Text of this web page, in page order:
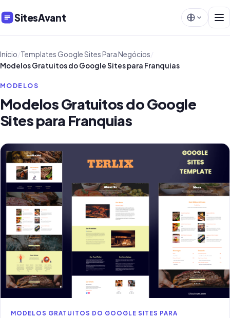
SitesAvant
Início/Templates Google Sites Para Negócios/
Modelos Gratuitos do Google Sites para Franquias
MODELOS
Modelos Gratuitos do Google
Sites para Franquias
MODELOS GRATUITOS DO GOOGLE SITES PARA